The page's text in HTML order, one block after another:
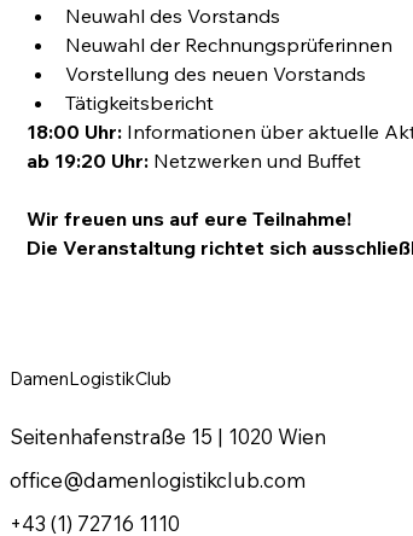
Neuwahl des Vorstands
Neuwahl der Rechnungsprüferinnen
Vorstellung des neuen Vorstands
Tätigkeitsbericht
18:00 Uhr: Informationen über aktuelle
ab 19:20 Uhr: Netzwerken und Buffet
Wir freuen uns auf eure Teilnahme!
Die Veranstaltung richtet sich
DamenLogistikClub
Seitenhafenstraße 15 | 1020 Wien​
office@damenlogistikclub.com
+43 (1) 72716 1110